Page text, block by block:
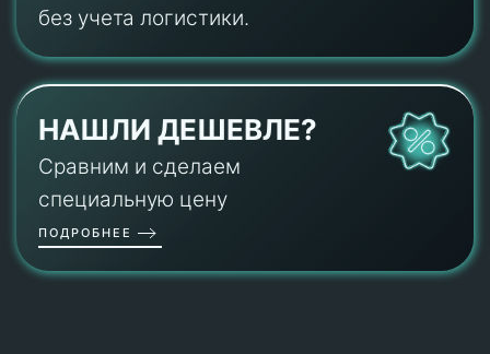
без учета логистики.
НАШЛИ ДЕШЕВЛЕ?
Сравним и сделаем
специальную цену
ПОДРОБНЕЕ